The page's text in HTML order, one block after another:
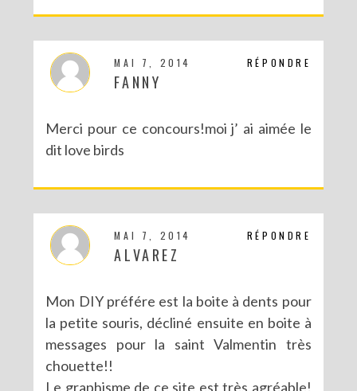
RÉPONDRE
MAI 7, 2014
FANNY
Merci pour ce concours!moi j’ ai aimée le
dit love birds
RÉPONDRE
MAI 7, 2014
ALVAREZ
Mon DIY préfére est la boite à dents pour
la petite souris, décliné ensuite en boite à
messages pour la saint Valmentin très
chouette!!
Le graphisme de ce site est très agréable!